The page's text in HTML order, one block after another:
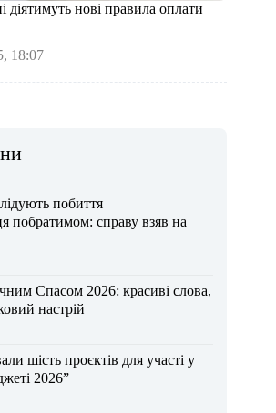
діятимуть нові правила оплати
18:07
побиття
побратимом: справу взяв на
Спасом 2026: красиві слова,
настрій
шість проєктів для участі у
2026”